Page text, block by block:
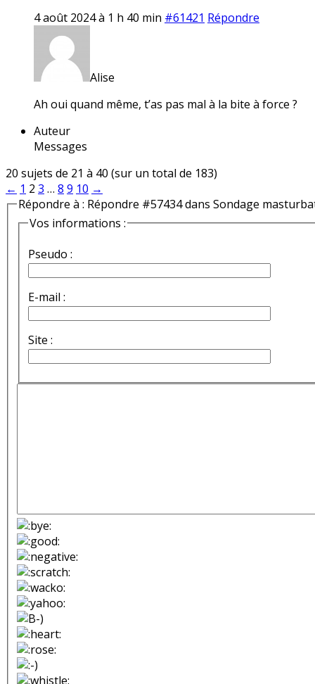
4 août 2024 à 1 h 40 min #61421 Répondre
Alise
Ah oui quand même, t’as pas mal à la bite à force ?
Auteur
Messages
20 sujets de 21 à 40 (sur un total de 183)
← 1 2 3 … 8 9 10 →
Répondre à : Répondre #57434 dans Sondage
Vos informations :
Pseudo :
E-mail :
Site :